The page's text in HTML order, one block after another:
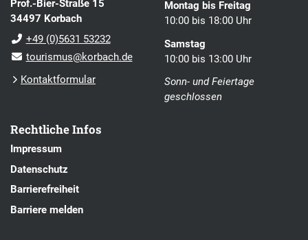
Prof.-Bier-Straße 15
34497 Korbach
+49 (0)5631 53232
tourismus@korbach.de
Kontaktformular
Montag bis Freitag
10:00 bis 18:00 Uhr
Samstag
10:00 bis 13:00 Uhr
Sonn- und Feiertage
geschlossen
Rechtliche Infos
Impressum
Datenschutz
Barrierefreiheit
Barriere melden